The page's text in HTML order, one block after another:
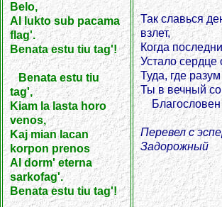
Belo,
Al lukto sub pacama
flag'.
Benata estu tiu tag'!
Benata estu tiu
tag',
Kiam la lasta horo
venos,
Kaj mian lacan
korpon prenos
Al dorm' eterna
sarkofag'.
Benata estu tiu tag'!
Так славься
взлет,
Когда
Устало сердце
Туда, где
Ты в вечный
Благословен
Перевел с
Задорожный